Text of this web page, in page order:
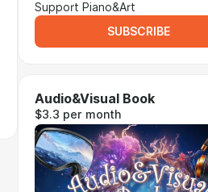
Support Piano&Art
SUBSCRIBE
Audio&Visual Book
$3.3 per month